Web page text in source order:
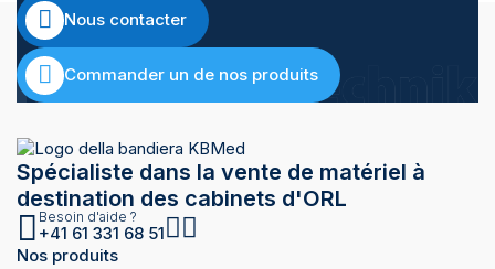
Nous contacter
Commander un de nos produits
Spécialiste dans la vente de matériel à
destination des cabinets d'ORL
Besoin d'aide ?
+41 61 331 68 51
Nos produits